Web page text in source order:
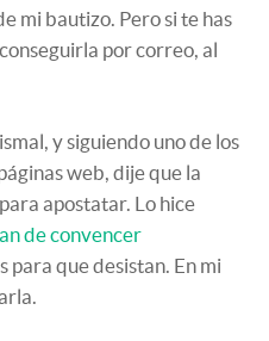
mi bautizo. Pero si te has
por correo, al
y siguiendo uno de los
web, dije que la
apostatar. Lo hice
de convencer
para que desistan. En mi